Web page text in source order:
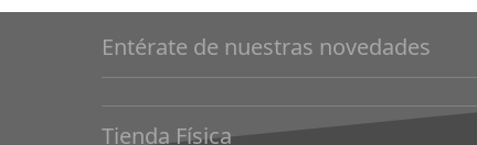
Entérate de nuestras novedades
Tienda Física